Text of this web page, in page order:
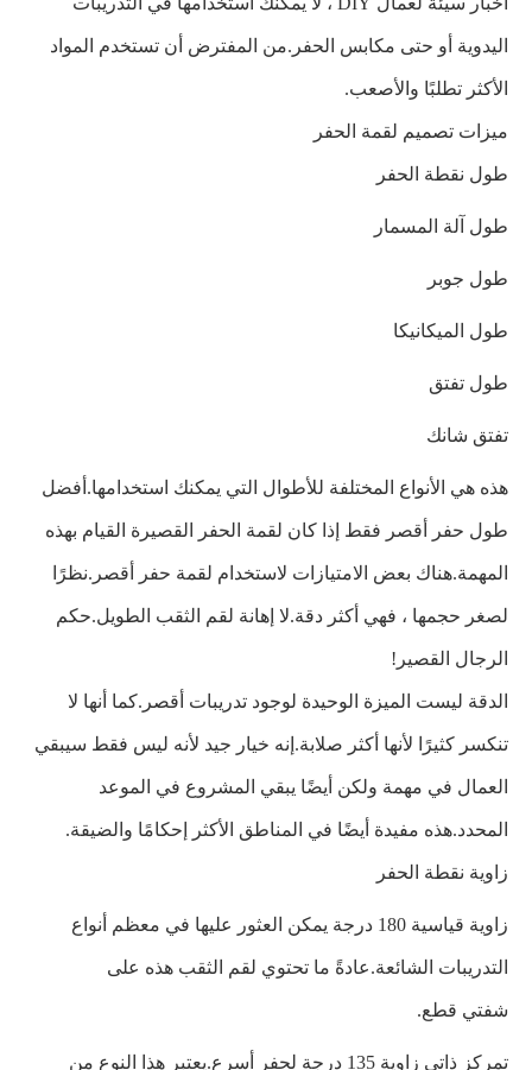
اليدوية أو حتى مكابس الحفر.من المفترض أن تستخدم المواد
الأكثر تطلبًا والأصعب.
ميزات تصميم لقمة الحفر
طول نقطة الحفر
طول آلة المسمار
طول جوبر
طول الميكانيكا
طول تفتق
تفتق شانك
هذه هي الأنواع المختلفة للأطوال التي يمكنك استخدامها.أفضل
طول حفر أقصر فقط إذا كان لقمة الحفر القصيرة القيام بهذه
المهمة.هناك بعض الامتيازات لاستخدام لقمة حفر أقصر.نظرًا
لصغر حجمها ، فهي أكثر دقة.لا إهانة لقم الثقب الطويل.حكم
الرجال القصير!
الدقة ليست الميزة الوحيدة لوجود تدريبات أقصر.كما أنها لا
تنكسر كثيرًا لأنها أكثر صلابة.إنه خيار جيد لأنه ليس فقط سيبقي
العمال في مهمة ولكن أيضًا يبقي المشروع في الموعد
المحدد.هذه مفيدة أيضًا في المناطق الأكثر إحكامًا والضيقة.
زاوية نقطة الحفر
زاوية قياسية 180 درجة يمكن العثور عليها في معظم أنواع
التدريبات الشائعة.عادةً ما تحتوي لقم الثقب هذه على
شفتي قطع.
تمركز ذاتي زاوية 135 درجة لحفر أسرع.يعتبر هذا النوع من